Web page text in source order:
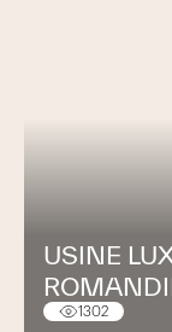
USINE
1302